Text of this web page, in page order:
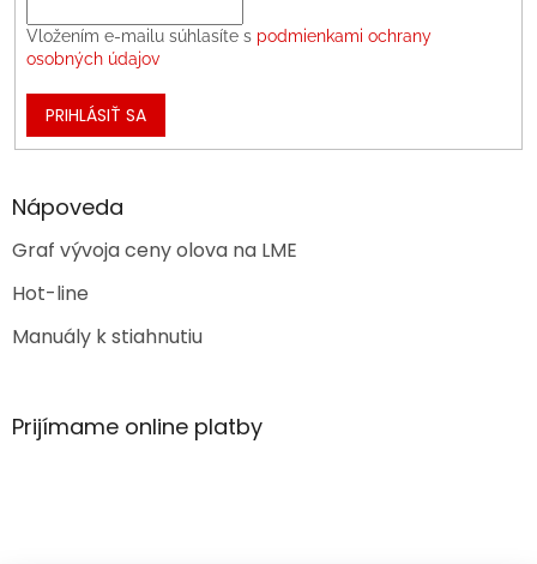
Vložením e-mailu súhlasíte s podmienkami ochrany
osobných údajov
PRIHLÁSIŤ SA
Nápoveda
Graf vývoja ceny olova na LME
Hot-line
Manuály k stiahnutiu
Prijímame online platby